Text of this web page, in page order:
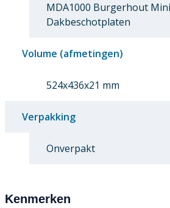
MDA1000 Burgerhout
Dakbeschotplaten
Volume (afmetingen)
524x436x21 mm
Verpakking
Onverpakt
Kenmerken